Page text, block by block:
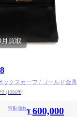
月買取
ックスカーフ / ゴールド金具
(1996年)
買取価格¥ 600,000